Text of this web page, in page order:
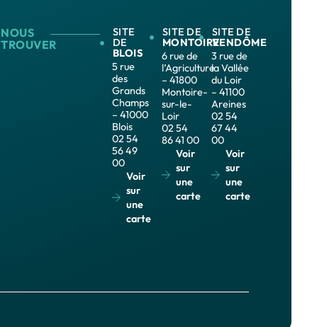
NOUS
TROUVER
SITE
DE
BLOIS
5 rue
des
Grands
Champs
– 41000
Blois
02 54
56 49
00
Voir
sur
une
carte
SITE DE
MONTOIRE
6 rue de
l’Agriculture
– 41800
Montoire-
sur-le-
Loir
02 54
86 41 00
Voir
sur
une
carte
SITE DE
VENDÔME
3 rue de
la Vallée
du Loir
– 41100
Areines
02 54
67 44
00
Voir
sur
une
carte